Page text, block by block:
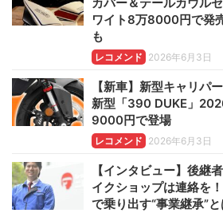
ワイト8万8000円で発
も
レコメンド 2026年6月3日
【新車】新型キャリパ
新型「390 DUKE」
9000円で登場
レコメンド 2026年6月3日
【インタビュー】後継
イクショップは連絡を
で乗り出す“事業継承”と